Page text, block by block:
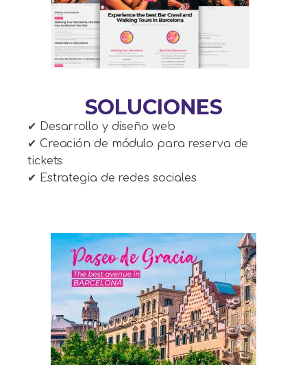
SOLUCIONES
✔ Desarrollo y diseño web
✔ Creación de módulo para reserva de
tickets
✔ Estrategia de redes sociales